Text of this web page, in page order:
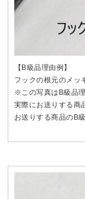
【B級品理由例】
フックの根元のメッ
※この写真はB級品理
実際にお送りする商
お送りする商品のB